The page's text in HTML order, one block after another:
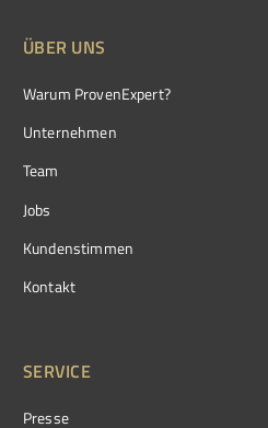
ÜBER UNS
Warum ProvenExpert?
Unternehmen
Team
Jobs
Kundenstimmen
Kontakt
SERVICE
Presse